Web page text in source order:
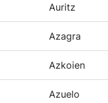
Auritz
Azagra
Azkoien
Azuelo